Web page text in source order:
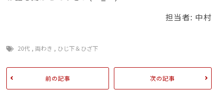
担当者: 中村
20代 ,両わき , ひじ下＆ひざ下
前の記事 次の記事